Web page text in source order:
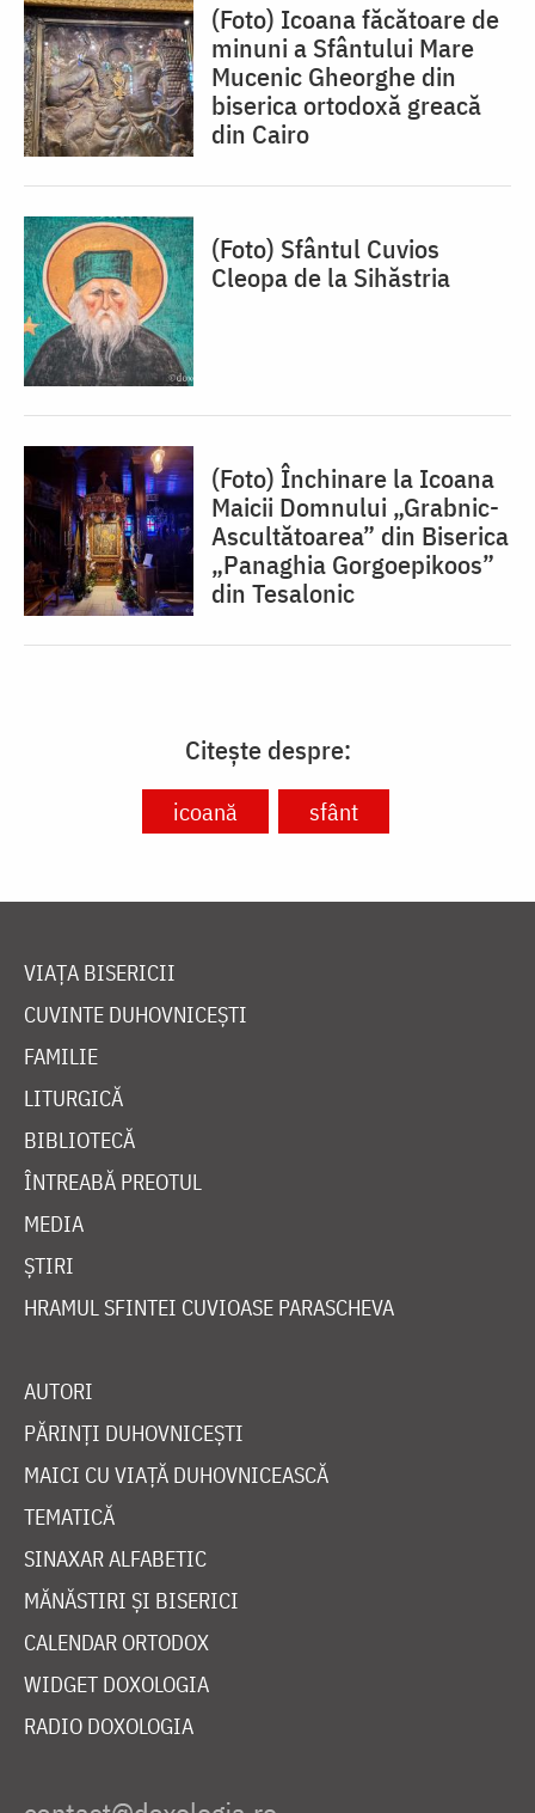
(Foto) Icoana făcătoare de
minuni a Sfântului Mare
Mucenic Gheorghe din
biserica ortodoxă greacă
din Cairo
(Foto) Sfântul Cuvios
Cleopa de la Sihăstria
(Foto) Închinare la Icoana
Maicii Domnului „Grabnic-
Ascultătoarea” din Biserica
„Panaghia Gorgoepikoos”
din Tesalonic
Citește despre:
icoană sfânt
VIAȚA BISERICII
CUVINTE DUHOVNICEȘTI
FAMILIE
LITURGICĂ
BIBLIOTECĂ
ÎNTREABĂ PREOTUL
MEDIA
ȘTIRI
HRAMUL SFINTEI CUVIOASE PARASCHEVA
AUTORI
PĂRINȚI DUHOVNICEȘTI
MAICI CU VIAȚĂ DUHOVNICEASCĂ
TEMATICĂ
SINAXAR ALFABETIC
MĂNĂSTIRI ȘI BISERICI
CALENDAR ORTODOX
WIDGET DOXOLOGIA
RADIO DOXOLOGIA